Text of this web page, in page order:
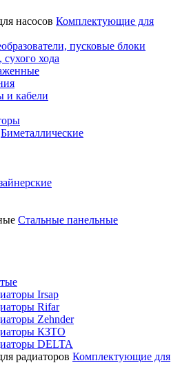
Комплектующие для
пусковые блоки
сухого хода
и кабели
Биметаллические
Стальные панельные
Irsap
Rifar
Zehnder
КЗТО
DELTA
Комплектующие для